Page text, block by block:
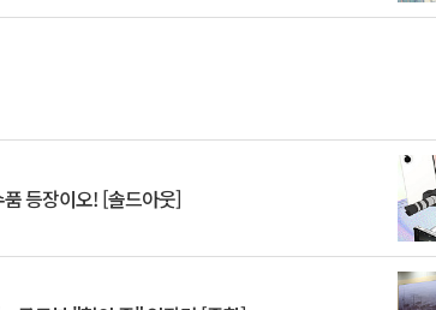
등장이오! [솔드아웃]